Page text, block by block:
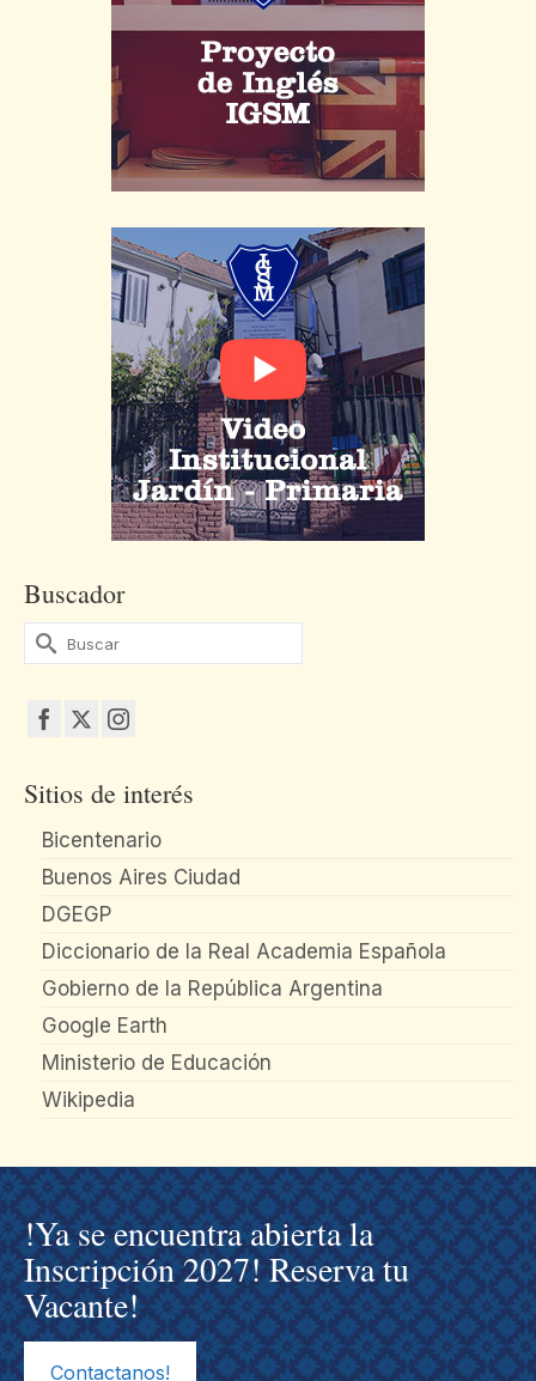
Buscador
Buscar
por:
Sitios de interés
Bicentenario
Buenos Aires Ciudad
DGEGP
Diccionario de la Real Academia Española
Gobierno de la República Argentina
Google Earth
Ministerio de Educación
Wikipedia
!Ya se encuentra abierta la
Inscripción 2027! Reserva tu
Vacante!
Contactanos!